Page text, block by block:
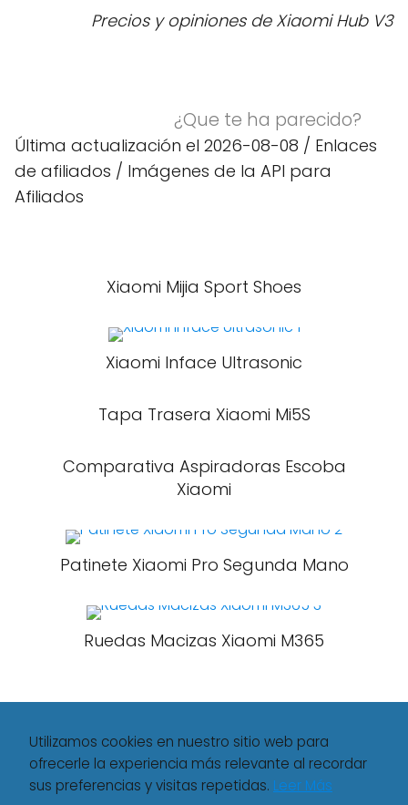
Precios y opiniones de Xiaomi Hub V3
¿Que te ha parecido?
Última actualización el 2026-08-08 / Enlaces
de afiliados / Imágenes de la API para
Afiliados
Xiaomi Mijia Sport Shoes
Xiaomi Inface Ultrasonic
Tapa Trasera Xiaomi Mi5S
Comparativa Aspiradoras Escoba
Xiaomi
Patinete Xiaomi Pro Segunda Mano
Ruedas Macizas Xiaomi M365
Utilizamos cookies en nuestro sitio web para
ofrecerle la experiencia más relevante al recordar
sus preferencias y visitas repetidas. Leer Más